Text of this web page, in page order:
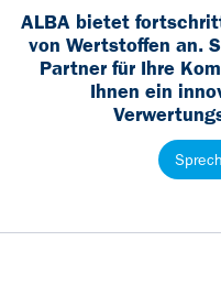
ALBA bietet
von Wertstoffen an.
Partner für Ihre
Ihnen ein